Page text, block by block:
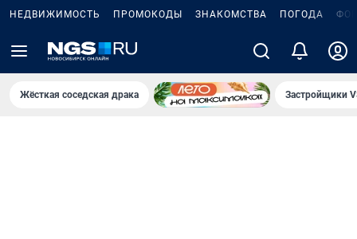
НЕДВИЖИМОСТЬ ПРОМОКОДЫ ЗНАКОМСТВА ПОГОДА
Жёсткая соседская драка Застройщики